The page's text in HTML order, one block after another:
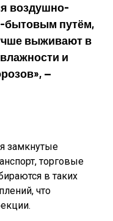
воздушно-
бытовым путём,
выживают в
и
—
замкнутые
торговые
в таких
что